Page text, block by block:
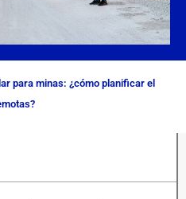
para minas: ¿cómo planificar el